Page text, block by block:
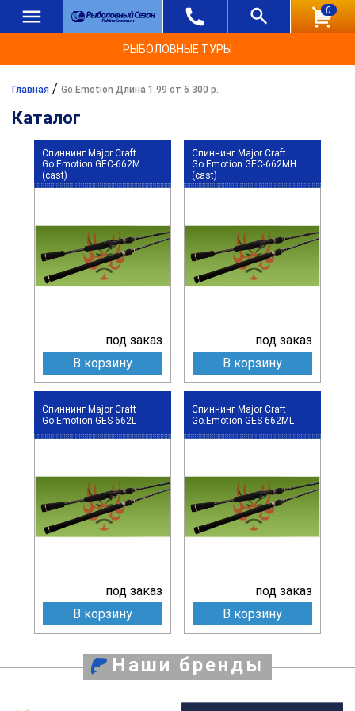
0
РЫБОЛОВНЫЕ ТУРЫ
Главная / Go.Emotion Длина 1.99 от 6 300 р.
Каталог
Спиннинг Major Craft
Go.Emotion GEC-662M
(cast)
под заказ
В корзину
Спиннинг Major Craft
Go.Emotion GEC-662MH
(cast)
под заказ
В корзину
Спиннинг Major Craft
Go.Emotion GES-662L
под заказ
В корзину
Спиннинг Major Craft
Go.Emotion GES-662ML
под заказ
В корзину
Наши бренды